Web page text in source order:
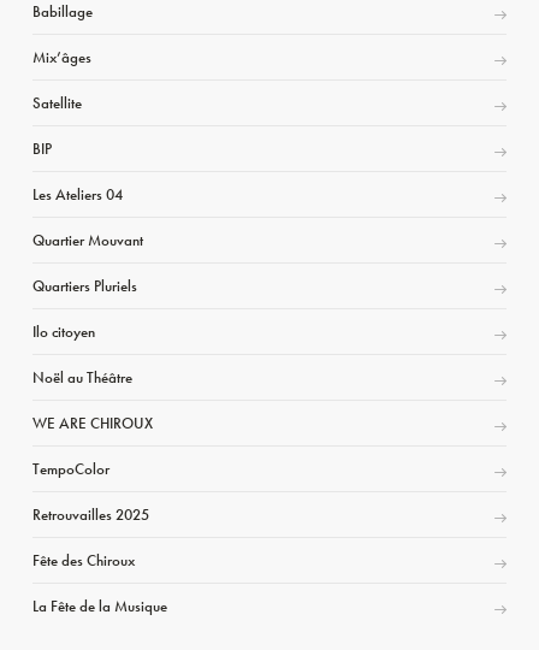
Babillage
Mix’âges
Satellite
BIP
Les Ateliers 04
Quartier Mouvant
Quartiers Pluriels
Ilo citoyen
Noël au Théâtre
WE ARE CHIROUX
TempoColor
Retrouvailles 2025
Fête des Chiroux
La Fête de la Musique